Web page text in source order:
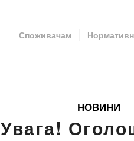
Споживачам
НОВИНИ
Увага!